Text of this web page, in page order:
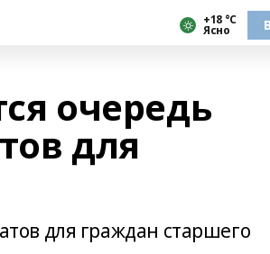
+18 °С
Ясно
очередь
для
для граждан старшего